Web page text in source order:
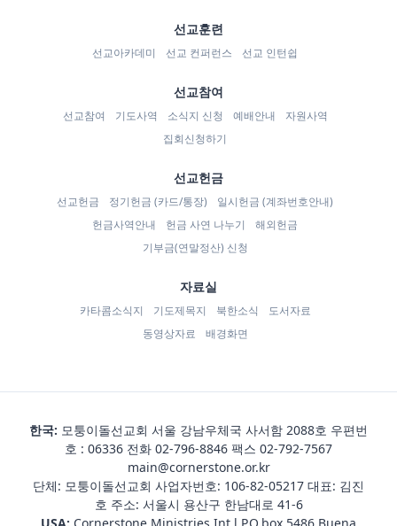
선교훈련
선교아카데미 선교 컨퍼런스 선교 인턴쉽
선교참여
선교참여 기도사역 소식지 신청 예배안내
자원사역
집회신청하기
선교헌금
선교헌금 정기헌금 (카드/통장)
일시헌금 (계좌번호안내)
헌금사역안내
헌금 사연 나누기
해외헌금
기부금(연말정산) 신청
자료실
카타콤소식지 기도제목지 북한소식
도서자료
동영상자료
배경화면
한국: 모퉁이돌선교회 서울 강남우체국 사서함 2088호 우편번
호 : 06336 전화 02-796-8846 팩스 02-792-7567
main@cornerstone.or.kr
단체: 모퉁이돌선교회 사업자번호: 106-82-05217 대표: 김진
호 주소: 서울시 용산구 한남대로 41-6
USA: Cornerstone Ministries Int,l P.O.box 5486 Buena